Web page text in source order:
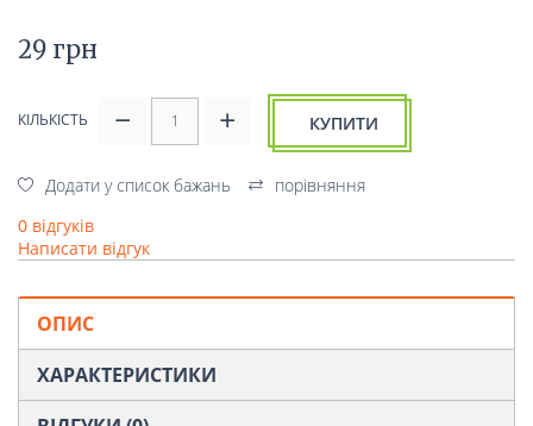
29 грн
КІЛЬКІСТЬ КУПИТИ
Додати у список бажань
порівняння
0 відгуків
Написати відгук
ОПИС
ХАРАКТЕРИСТИКИ